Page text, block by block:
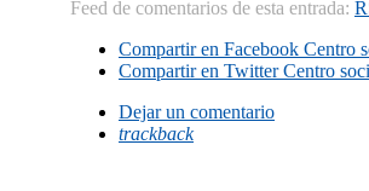
Feed de comentarios de esta entrada:
Compartir en Facebook Centro
Compartir en TwitterCentro
Dejar un comentario
trackback